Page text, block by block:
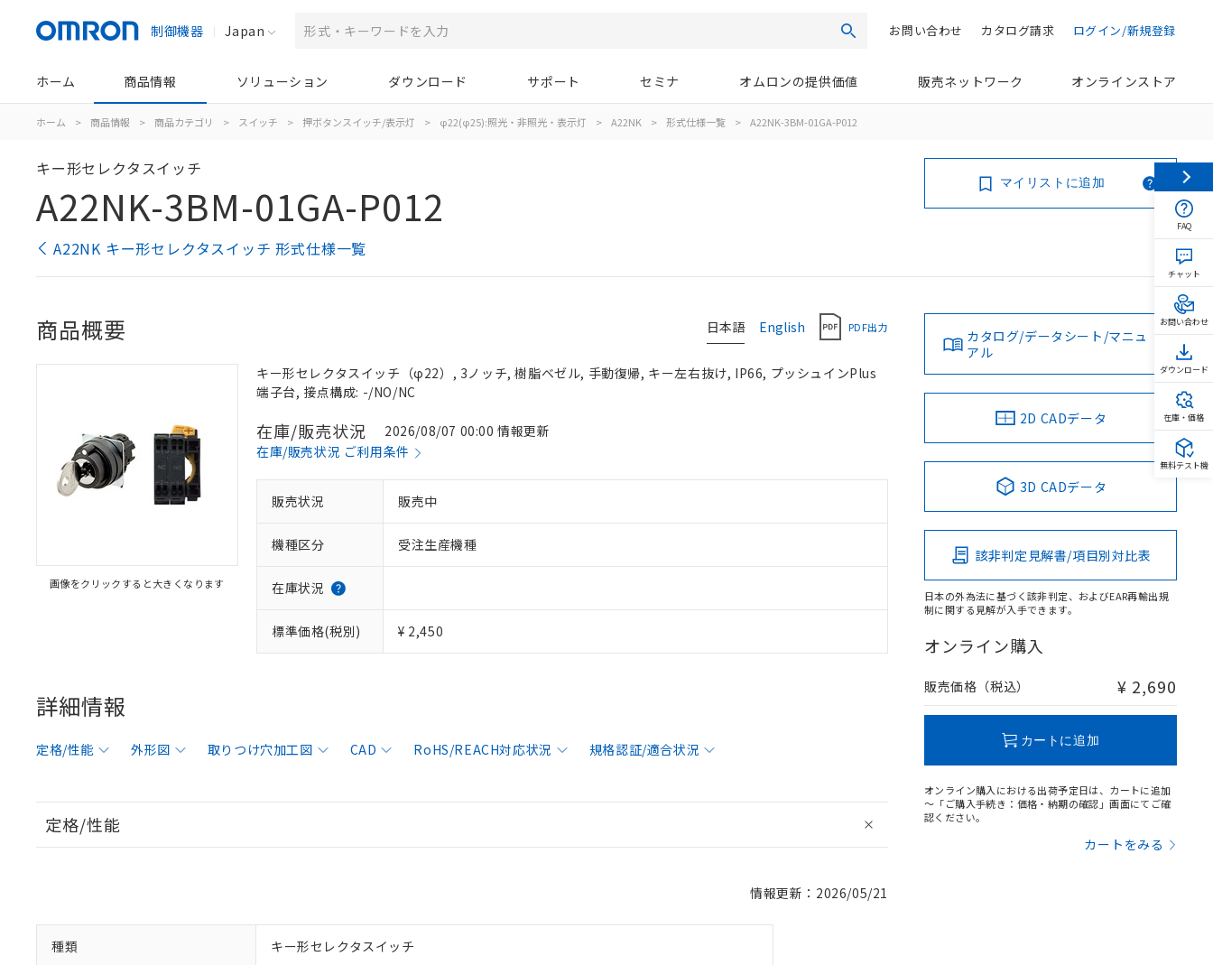
制御機器 Japan 検索 ログイン/新規登録
カタログ請求
お問い合わせ
ホーム 商品情報 ソリューション ダウンロード サポート セミナ オムロンの提供価値 販売ネットワーク オンラインストア
ホーム > 商品情報 > 商品カテゴリ > スイッチ > 押ボタンスイッチ/表示灯 > φ22(φ25):照光・非照光・表示灯 > A22NK > 形式仕様一覧 > A22NK-3BM-01GA-P012
キー形セレクタスイッチ
A22NK-3BM-01GA-P012
A22NK キー形セレクタスイッチ 形式仕様一覧
マイリストに追加
日本語 English PDF出力
商品概要
画像をクリックすると大きくなります
キー形セレクタスイッチ（φ22）, 3ノッチ, 樹脂ベゼル, 手動復帰, キー左右抜け, IP66, プッシュインPlus
端子台, 接点構成: -/NO/NC
在庫/販売状況
2026/08/07 00:00 情報更新
在庫/販売状況 ご利用条件
販売状況 販売中
機種区分 受注生産機種
在庫状況
標準価格(税別) ¥ 2,450
詳細情報
定格/性能 外形図 取りつけ穴加工図 CAD RoHS/REACH対応状況 規格認証/適合状況
定格/性能
情報更新：2026/05/21
種類 キー形セレクタスイッチ
カタログ/データシート/マニュ
アル
2D CADデータ
3D CADデータ
該非判定見解書/項目別対比表
日本の外為法に基づく該非判定、およびEAR再輸出規
制に関する見解が入手できます。
オンライン購入
販売価格（税込） ¥ 2,690
カートに追加
オンライン購入における出荷予定日は、カートに追加
～「ご購入手続き：価格・納期の確認」画面にてご確
認ください。
カートをみる
FAQ
チャット
お問い合わせ
ダウンロード
在庫・価格
無料テスト機